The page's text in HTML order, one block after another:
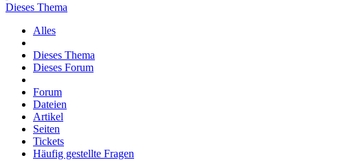
Dieses Thema
Alles
Dieses Thema
Dieses Forum
Forum
Dateien
Artikel
Seiten
Tickets
Häufig gestellte Fragen